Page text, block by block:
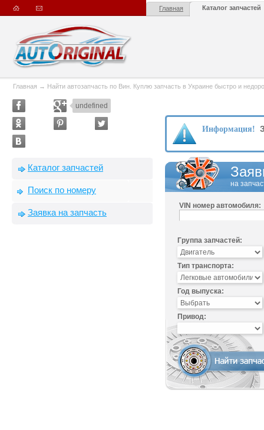
Главная Каталог запчастей
Главная → Найти автозапчасть по Вин. Куплю запчасть в Украине быстро и
undefined
Каталог запчастей
Поиск по номеру
Заявка на запчасть
Информация!
на
VIN номер автомобиля:
Группа запчастей:
Тип транспорта:
Год выпуска:
Привод: